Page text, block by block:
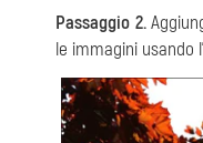
Passaggio 2.
le immagini usando